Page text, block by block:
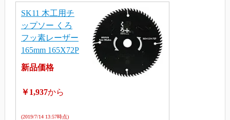
SK11 木工用チ
ップソー くろ
フッ素レーザー
165mm 165X72P
新品価格
￥1,937から
(2019/7/14 13:57時点)